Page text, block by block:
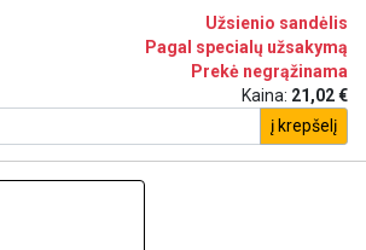
Užsienio sandėlis
Pagal specialų užsakymą
Prekė negrąžinama
Kaina: 21,02 €
į krepšelį